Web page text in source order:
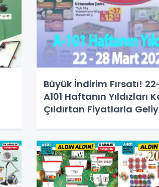
Büyük İndirim Fırsatı!
A101 Haftanın Yıldızları
Çıldırtan Fiyatlarla